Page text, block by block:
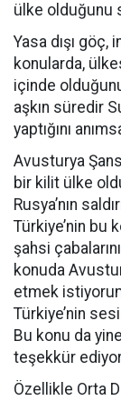
ülke olduğunu
Yasa dışı
konularda,
içinde
aşkın süredir
yaptığını
Avusturya
bir kilit ülke
Rusya’nın
Türkiye’nin bu
şahsi
konuda
etmek
Türkiye’nin
Bu konu da
teşekkür
Özellikle Orta